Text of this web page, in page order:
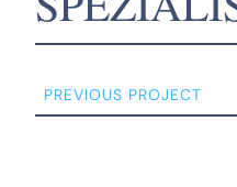
PREVIOUS PROJECT